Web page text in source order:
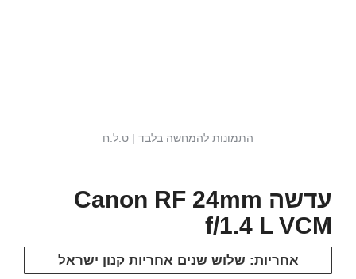
התמונות להמחשה בלבד | ט.ל.ח
עדשה Canon RF 24mm
f/1.4 L VCM
אחריות: שלוש שנים אחריות קנון ישראל